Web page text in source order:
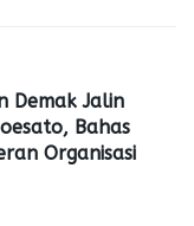
Demak Jalin
Bahas
Organisasi